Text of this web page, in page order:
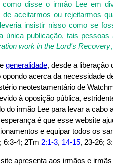
como disse o irmão Lee em
de aceitarmos ou rejeitarmos
insistir nisso como se
única publicação, tais
work in the Lord's Recovery
generalidade, desde a liberação
opondo acerca da necessidade
neotestamentário de
à oposição pública,
do irmão Lee para levar a cabo
é que esse website
e equipar todos os
; 6:3-4; 2Tm 2:1-3, 14-15, 23-26;
apresenta aos irmãos e